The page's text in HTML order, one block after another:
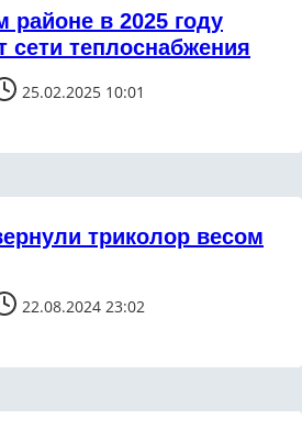
в 2025 году
сети теплоснабжения
25.02.2025 10:01
триколор весом
22.08.2024 23:02